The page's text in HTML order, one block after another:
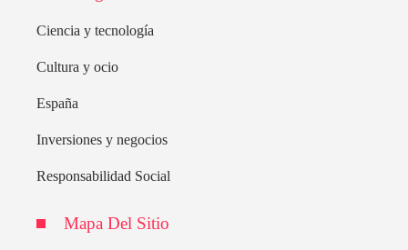
Ciencia y tecnología
Cultura y ocio
España
Inversiones y negocios
Responsabilidad Social
Mapa Del Sitio